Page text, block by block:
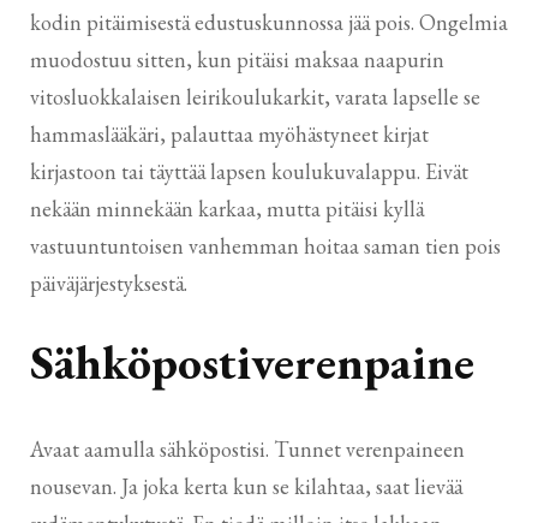
kodin pitäimisestä edustuskunnossa jää pois. Ongelmia
muodostuu sitten, kun pitäisi maksaa naapurin
vitosluokkalaisen leirikoulukarkit, varata lapselle se
hammaslääkäri, palauttaa myöhästyneet kirjat
kirjastoon tai täyttää lapsen koulukuvalappu. Eivät
nekään minnekään karkaa, mutta pitäisi kyllä
vastuuntuntoisen vanhemman hoitaa saman tien pois
päiväjärjestyksestä.
Sähköpostiverenpaine
Avaat aamulla sähköpostisi. Tunnet verenpaineen
nousevan. Ja joka kerta kun se kilahtaa, saat lievää